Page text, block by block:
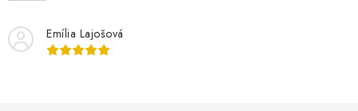
Emília Lajošová